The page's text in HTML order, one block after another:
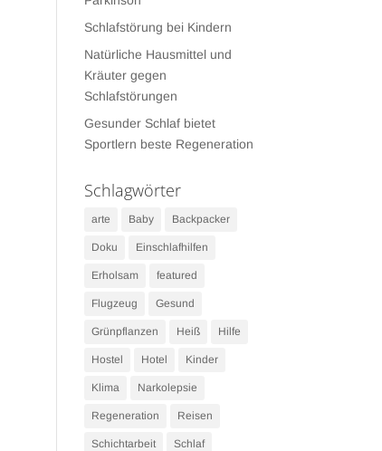
Schlafstörung bei Kindern
Natürliche Hausmittel und
Kräuter gegen
Schlafstörungen
Gesunder Schlaf bietet
Sportlern beste Regeneration
Schlagwörter
arte Baby Backpacker
Doku Einschlafhilfen
Erholsam featured
Flugzeug Gesund
Grünpflanzen Heiß Hilfe
Hostel Hotel Kinder
Klima Narkolepsie
Regeneration Reisen
Schichtarbeit Schlaf